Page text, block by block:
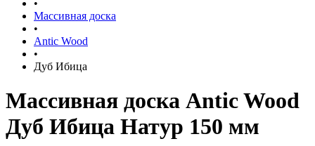
•
Массивная доска
•
Antic Wood
•
Дуб Ибица
Массивная доска Antic Wood
Дуб Ибица Натур 150 мм